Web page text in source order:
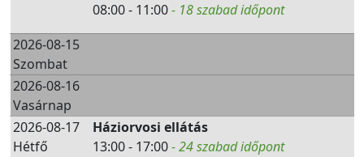
08:00 - 11:00- 18 szabad időpont
2026-08-15
Szombat
2026-08-16
Vasárnap
2026-08-17
Hétfő
Háziorvosi ellátás
13:00 - 17:00- 24 szabad időpont